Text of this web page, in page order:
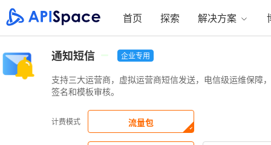
首页 探索 解决方案
通知短信 企业专用
支持三大运营商，虚拟运营商短信发送，电信级运维保障
签名和模板审核。
计费模式 流量包